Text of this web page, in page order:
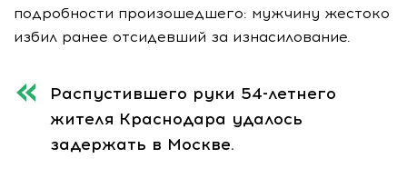
подробности произошедшего: мужчину жестоко
избил ранее отсидевший за изнасилование.
Распустившего руки 54-летнего
жителя Краснодара удалось
задержать в Москве.